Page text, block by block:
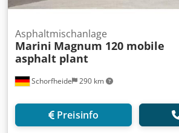
Asphalt, Allgemeiner Zustand: sehr
Schorfheide 290 km
Asphaltmischanlage
Marini Magnum 120 mobile
asphalt plant
Preisinfo